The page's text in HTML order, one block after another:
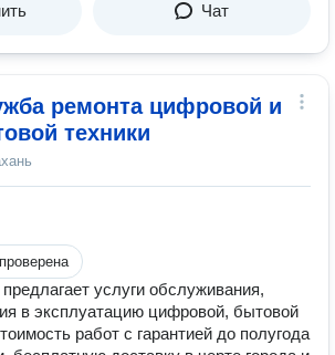
Чат
ремонта цифровой и
техники
услуги обслуживания,
в эксплуатацию цифровой, бытовой
работ с гарантией до полугода